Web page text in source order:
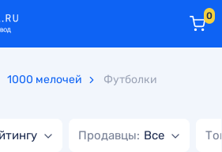
0
1000 мелочей Футболки
Продавцы: Все